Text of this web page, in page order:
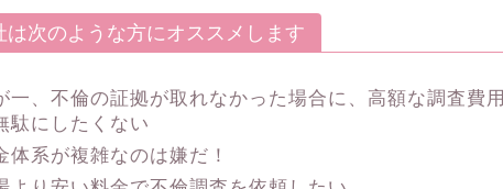
は次のような方にオススメします
一、不倫の証拠が取れなかった場合に、高額な調査費用
駄にしたくない
体系が複雑なのは嫌だ！